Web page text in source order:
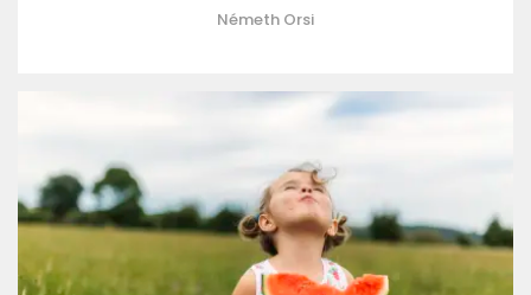
Németh Orsi